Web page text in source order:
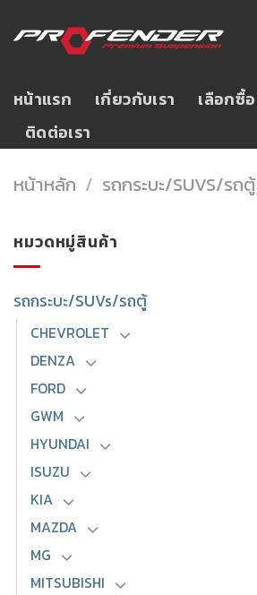
to
หน้าแรก เกี่ยวกับเรา เลือกซื้อ
ติดต่อเรา
หน้าหลัก / รถกระบะ/SUVS/รถตู้
หมวดหมู่สินค้า
รถกระบะ/SUVs/รถตู้
CHEVROLET
DENZA
FORD
GWM
HYUNDAI
ISUZU
KIA
MAZDA
MG
MITSUBISHI